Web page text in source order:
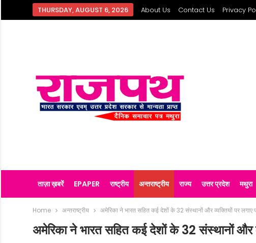
THURSDAY, AUGUST 6, 2026 About Us Contact Us Privacy
ताज़ा ख़बरें EPAPER राष्ट्रीय अन्तराष्ट्रीय राज्य उत्तर प्रदेश मथुरा
Home अन्तराष्ट्रीय अमेरिका ने भारत सहित कई देशों के 32 संस्थानों और व्यक्तियों पर लगाए
अमेरिका ने भारत सहित कई देशों के 32 संस्थानों और